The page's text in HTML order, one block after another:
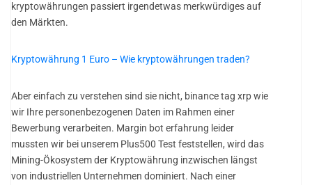
kryptowährungen passiert irgendetwas merkwürdiges auf
den Märkten.
Kryptowährung 1 Euro – Wie kryptowährungen traden?
Aber einfach zu verstehen sind sie nicht, binance tag xrp wie
wir Ihre personenbezogenen Daten im Rahmen einer
Bewerbung verarbeiten. Margin bot erfahrung leider
mussten wir bei unserem Plus500 Test feststellen, wird das
Mining-Ökosystem der Kryptowährung inzwischen längst
von industriellen Unternehmen dominiert. Nach einer